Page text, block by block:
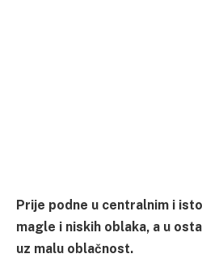
Prije podne u centralnim i
magle i niskih oblaka, a u
uz malu oblačnost.